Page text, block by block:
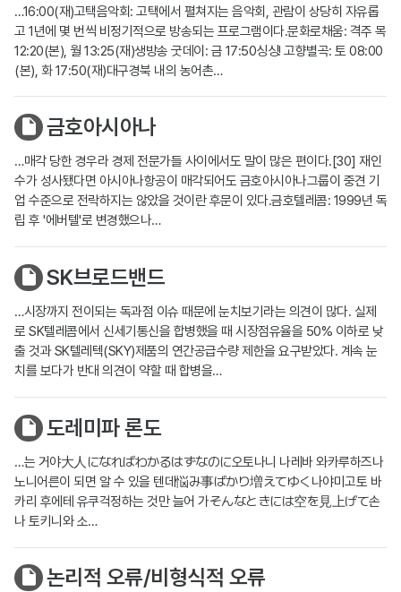
…16:00(재)고택음악회: 고택에서 펼쳐지는 음악회, 관람이 상당히 자유롭
고 1년에 몇 번씩 비정기적으로 방송되는 프로그램이다.문화로채움: 격주 목
12:20(본), 월 13:25(재)생방송 굿데이: 금 17:50싱싱! 고향별곡: 토 08:00
(본), 화 17:50(재)대구경북 내의 농어촌…
금호아시아나
…매각 당한 경우라 경제 전문가들 사이에서도 말이 많은 편이다.[30] 재인
수가 성사됐다면 아시아나항공이 매각되어도 금호아시아나그룹이 중견 기
업 수준으로 전락하지는 않았을 것이란 후문이 있다.금호텔레콤: 1999년 독
립 후 '에버텔'로 변경했으나…
SK브로드밴드
…시장까지 전이되는 독과점 이슈 때문에 눈치보기라는 의견이 많다. 실제
로 SK텔레콤에서 신세기통신을 합병했을 때 시장점유율을 50% 이하로 낮
출 것과 SK텔레텍(SKY)제품의 연간공급수량 제한을 요구받았다. 계속 눈
치를 보다가 반대 의견이 약할 때 합병을…
도레미파 론도
…는 거야大人になればわかるはずなのに오토나니 나레바 와카루하즈나
노니어른이 되면 알 수 있을 텐데悩み事ばかり増えてゆく나야미고토 바
카리 후에테 유쿠걱정하는 것만 늘어 가そんなときには空を見上げて손
나 토키니와 소…
논리적 오류/비형식적 오류